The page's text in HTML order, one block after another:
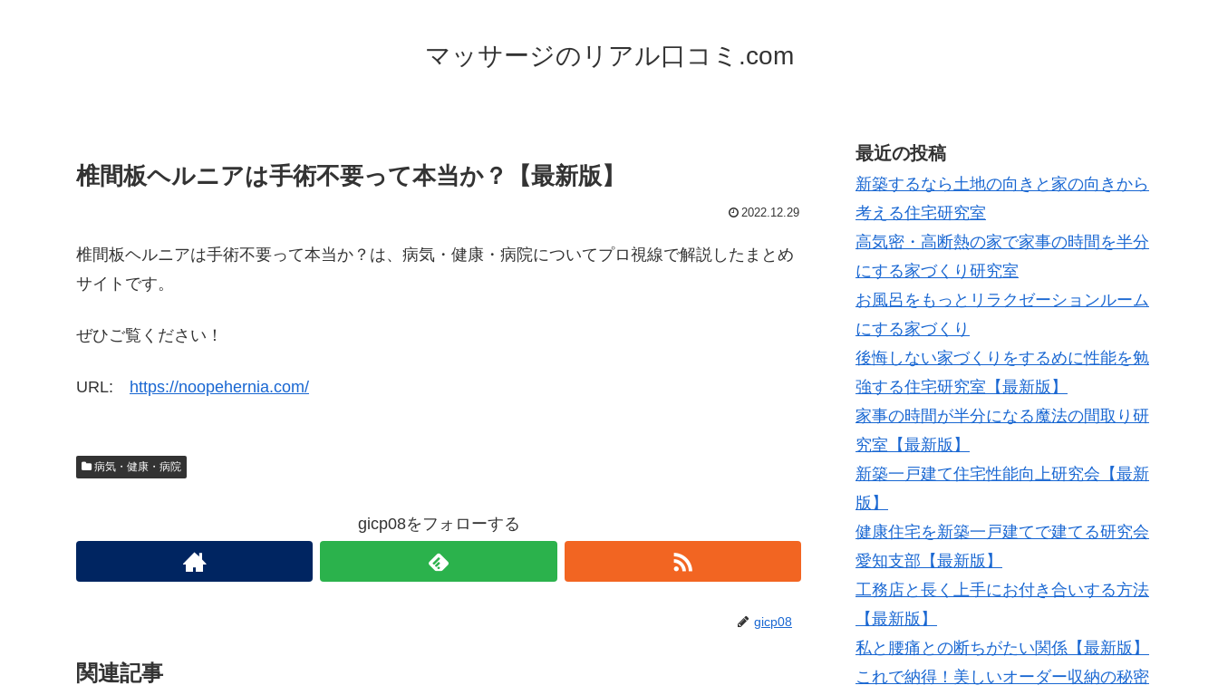
マッサージのリアル口コミ.com
椎間板ヘルニアは手術不要って本当か？【最新版】
2022.12.29
椎間板ヘルニアは手術不要って本当か？は、病気・健康・病院についてプロ視線で解説したまとめ
サイトです。
ぜひご覧ください！
URL: https://noopehernia.com/
病気・健康・病院
gicp08をフォローする
gicp08
関連記事
最近の投稿
新築するなら土地の向きと家の向きから
考える住宅研究室
高気密・高断熱の家で家事の時間を半分
にする家づくり研究室
お風呂をもっとリラクゼーションルーム
にする家づくり
後悔しない家づくりをするめに性能を勉
強する住宅研究室【最新版】
家事の時間が半分になる魔法の間取り研
究室【最新版】
新築一戸建て住宅性能向上研究会【最新
版】
健康住宅を新築一戸建てで建てる研究会
愛知支部【最新版】
工務店と長く上手にお付き合いする方法
【最新版】
私と腰痛との断ちがたい関係【最新版】
これで納得！美しいオーダー収納の秘密